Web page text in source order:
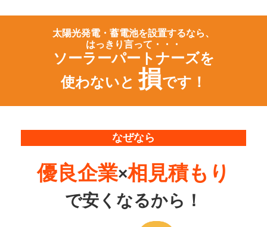
太陽光発電・蓄電池を設置するなら、
はっきり言って・・・
ソーラーパートナーズを
使わないと 損です！
なぜなら
優良企業×相見積もり
で安くなるから！